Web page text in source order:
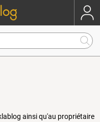
ainsi qu'au propriétaire